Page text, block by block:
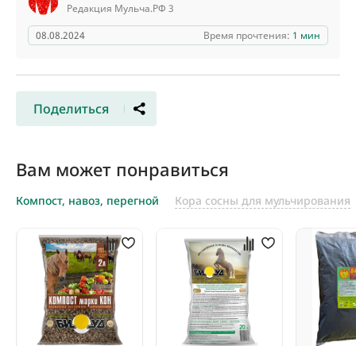
Редакция Мульча.РФ 3
08.08.2024
Время прочтения: 1 мин
Поделиться
Вам может понравиться
Компост, навоз, перегной Кора сосны для мульчирования